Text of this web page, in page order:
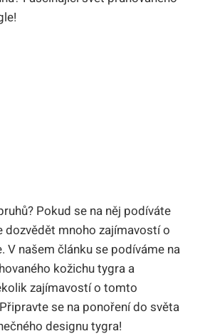
Pokud se na něj podíváte
dozvědět mnoho zajímavostí o
V našem článku se podíváme na
kožichu tygra a
zajímavostí o tomto
se na ponoření do světa
designu tygra!